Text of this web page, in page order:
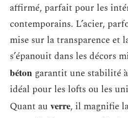
affirmé, parfait pour les
contemporains. L’acier,
mise sur la transparence et
s’épanouit dans les décors
béton garantit une stabilité
idéal pour les lofts ou les
Quant au verre, il magnifie